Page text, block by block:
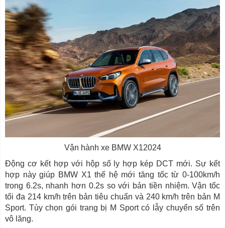
Vận hành xe BMW X12024
Động cơ kết hợp với hộp số ly hợp kép DCT mới. Sự kết
hợp này giúp BMW X1 thế hệ mới tăng tốc từ 0-100km/h
trong 6.2s, nhanh hơn 0.2s so với bản tiền nhiệm. Vận tốc
tối đa 214 km/h trên bản tiêu chuẩn và 240 km/h trên bản M
Sport. Tùy chọn gói trang bị M Sport có lẫy chuyển số trên
vô lăng.